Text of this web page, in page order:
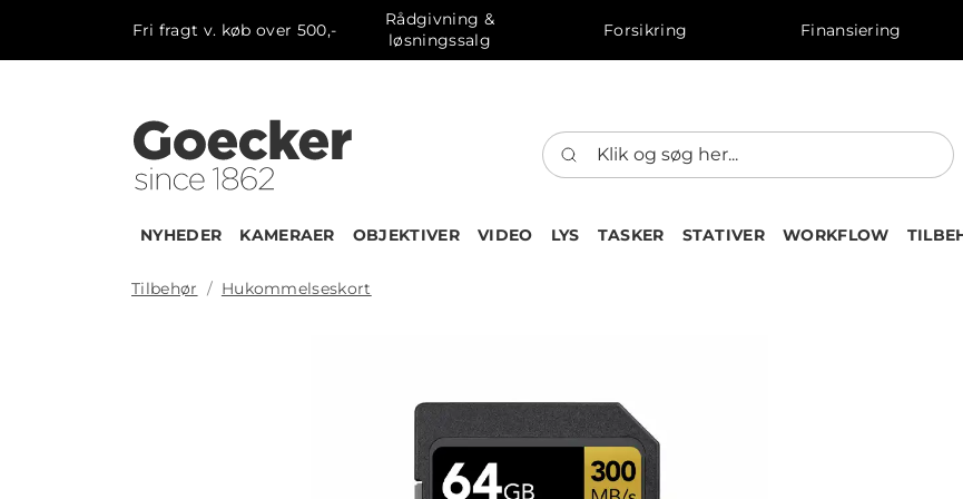
Fri fragt v. køb over 500,-
Rådgivning &
løsningssalg
Forsikring Finansiering
NYHEDER KAMERAER OBJEKTIVER VIDEO LYS TASKER STATIVER WORKFLOW
Tilbehør Hukommelseskort